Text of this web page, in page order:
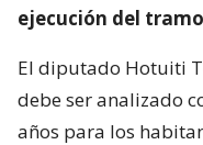
ejecución del
El diputado Hotuiti
debe ser analizado
años para los